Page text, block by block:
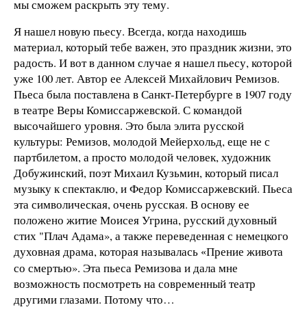
мы сможем раскрыть эту тему.
Я нашел новую пьесу. Всегда, когда находишь
материал, который тебе важен, это праздник жизни, это
радость. И вот в данном случае я нашел пьесу, которой
уже 100 лет. Автор ее Алексей Михайлович Ремизов.
Пьеса была поставлена в Санкт-Петербурге в 1907 году
в театре Веры Комиссаржевской. С командой
высочайшего уровня. Это была элита русской
культуры: Ремизов, молодой Мейерхольд, еще не с
партбилетом, а просто молодой человек, художник
Добужинский, поэт Михаил Кузьмин, который писал
музыку к спектаклю, и Федор Комиссаржевский. Пьеса
эта символическая, очень русская. В основу ее
положено житие Моисея Угрина, русский духовный
стих "Плач Адама», а также переведенная с немецкого
духовная драма, которая называлась «Прение живота
со смертью». Эта пьеса Ремизова и дала мне
возможность посмотреть на современный театр
другими глазами. Потому что…